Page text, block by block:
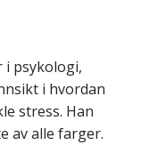
i psykologi,
i hvordan
stress. Han
av alle farger.